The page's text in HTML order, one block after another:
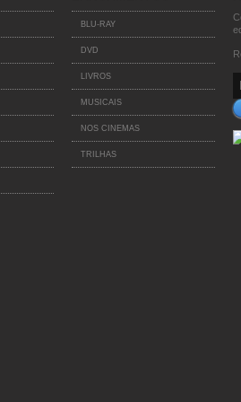
BLU-RAY
DVD
LIVROS
MUSICAIS
NOS CINEMAS
TRILHAS